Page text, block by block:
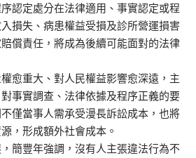
認定處分在法律適用、事實認定或程
損失、病患權益受損及診所營運損害
償責任，將成為後續可能面對的法律
愈重大、對人民權益影響愈深遠，主
事實調查、法律依據及程序正義的要
僅當事人需承受漫長訴訟成本，也將
，形成額外社會成本。
簡豐年強調，沒有人主張違法行為不